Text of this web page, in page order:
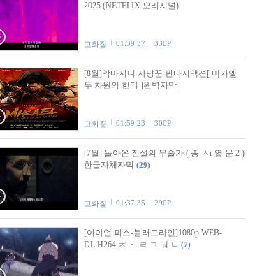
2025 (NETFLIX 오리지널)
고화질 01:39:37 330P
[8월]악마지니 사냥꾼 판타지액션[ 미카엘
두 차원의 헌터 ]완벽자막
고화질 01:59:23 300P
[7월] 돌아온 전설의 무술가 ( 종 ㅅr 엽 문 2 )
한글자체자막 (29)
고화질 01:37:35 290P
[아이언 피스-블러드라인]1080p.WEB-
DL.H264 ㅊ ㅓ ㄹ ㄱ ㅝ ㄴ (7)